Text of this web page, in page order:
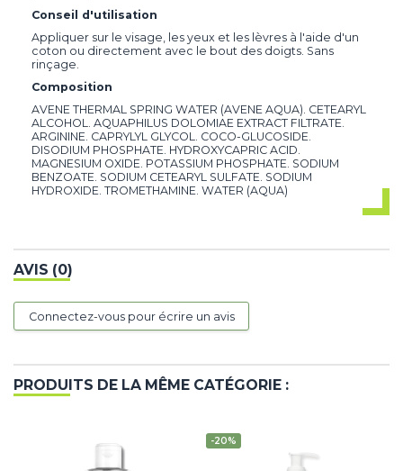
Conseil d'utilisation
Appliquer sur le visage, les yeux et les lèvres à l'aide d'un
coton ou directement avec le bout des doigts. Sans
rinçage.
Composition
AVENE THERMAL SPRING WATER (AVENE AQUA). CETEARYL
ALCOHOL. AQUAPHILUS DOLOMIAE EXTRACT FILTRATE.
ARGININE. CAPRYLYL GLYCOL. COCO-GLUCOSIDE.
DISODIUM PHOSPHATE. HYDROXYCAPRIC ACID.
MAGNESIUM OXIDE. POTASSIUM PHOSPHATE. SODIUM
BENZOATE. SODIUM CETEARYL SULFATE. SODIUM
HYDROXIDE. TROMETHAMINE. WATER (AQUA)
AVIS (0)
Connectez-vous pour écrire un avis
PRODUITS DE LA MÊME CATÉGORIE :
-20%